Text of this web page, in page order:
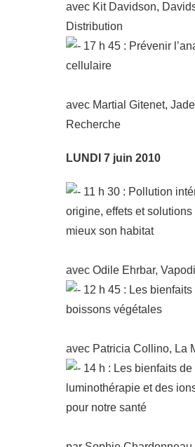
avec Kit Davidson,
Distribution
17 h 45 : Prévenir
cellulaire
avec Martial Gitenet, Jade
Recherche
LUNDI 7 juin 2010
11 h 30 : Pollution
origine, effets et
mieux son habitat
avec Odile Ehrbar,
12 h 45 : Les bienfaits
boissons végétales
avec Patricia Collino, La
14 h : Les bienfaits de
luminothérapie et des
pour notre santé